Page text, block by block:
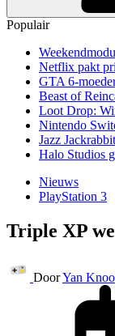
Populair
Netflix pakt
GTA 6-
Beast of
Loot Drop:
Nintendo
Jazz
Halo Studios
Nieuws
PlayStation 3
Triple XP
DoorYan